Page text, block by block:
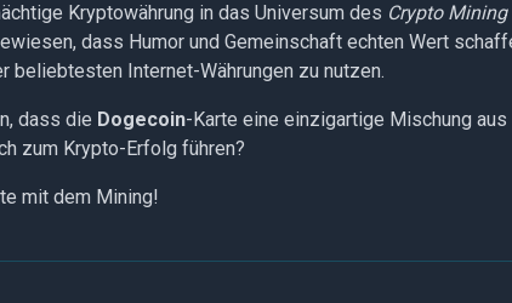
Kryptowährung in das Universum des Crypto Mining
dass Humor und Gemeinschaft echten Wert
beliebtesten Internet-Währungen zu nutzen.
dass die Dogecoin-Karte eine einzigartige Mischung
zum Krypto-Erfolg führen?
mit dem Mining!